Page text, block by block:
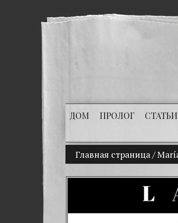
ДОМ ПРОЛОГ СТАТЬИ
Главная страница/
(Español) Mi